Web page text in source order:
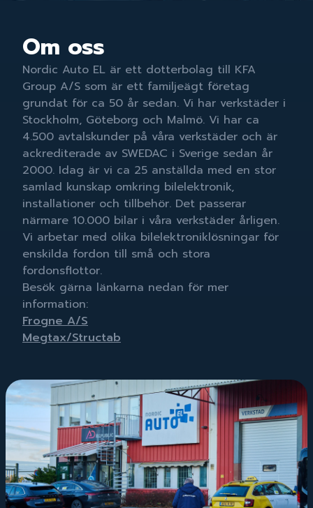
Om oss
Nordic Auto EL är ett dotterbolag till KFA
Group A/S som är ett familjeägt företag
grundat för ca 50 år sedan. Vi har verkstäder i
Stockholm, Göteborg och Malmö. Vi har ca
4.500 avtalskunder på våra verkstäder och är
ackrediterade av SWEDAC i Sverige sedan år
2000. Idag är vi ca 25 anställda med en stor
samlad kunskap omkring bilelektronik,
installationer och tillbehör. Det passerar
närmare 10.000 bilar i våra verkstäder årligen.
Vi arbetar med olika bilelektroniklösningar för
enskilda fordon till små och stora
fordonsflottor.
Besök gärna länkarna nedan för mer
information:
Frogne A/S
Megtax/Structab